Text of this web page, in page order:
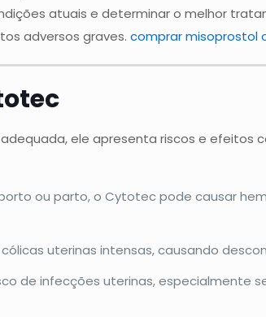
atuais e determinar o melhor
adversos graves.comprar misoprostol
ele apresenta riscos e efeitos
ou parto, o Cytotec pode causar
uterinas intensas, causando
de infecções uterinas, especialmente